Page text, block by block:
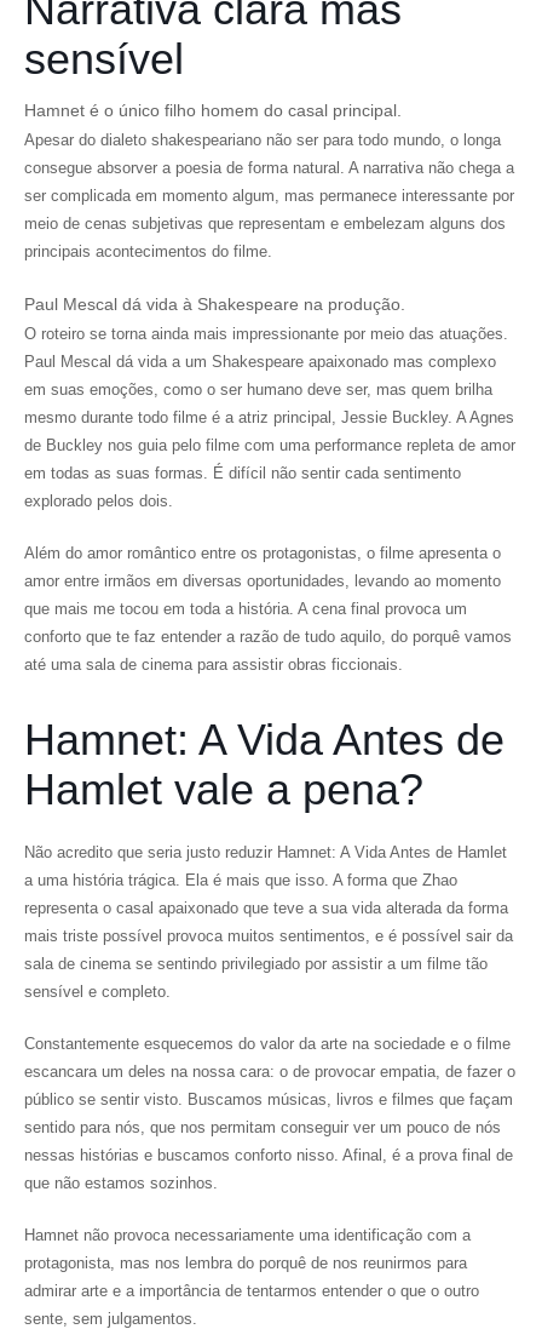
sensível
Hamnet é o único filho homem do casal principal.
Apesar do dialeto shakespeariano não ser para todo mundo, o longa
consegue absorver a poesia de forma natural. A narrativa não chega a
ser complicada em momento algum, mas permanece interessante por
meio de cenas subjetivas que representam e embelezam alguns dos
principais acontecimentos do filme.
Paul Mescal dá vida à Shakespeare na produção.
O roteiro se torna ainda mais impressionante por meio das atuações.
Paul Mescal dá vida a um Shakespeare apaixonado mas complexo
em suas emoções, como o ser humano deve ser, mas quem brilha
mesmo durante todo filme é a atriz principal, Jessie Buckley. A Agnes
de Buckley nos guia pelo filme com uma performance repleta de amor
em todas as suas formas. É difícil não sentir cada sentimento
explorado pelos dois.
Além do amor romântico entre os protagonistas, o filme apresenta o
amor entre irmãos em diversas oportunidades, levando ao momento
que mais me tocou em toda a história. A cena final provoca um
conforto que te faz entender a razão de tudo aquilo, do porquê vamos
até uma sala de cinema para assistir obras ficcionais.
Hamnet: A Vida Antes de
Hamlet vale a pena?
Não acredito que seria justo reduzir Hamnet: A Vida Antes de Hamlet
a uma história trágica. Ela é mais que isso. A forma que Zhao
representa o casal apaixonado que teve a sua vida alterada da forma
mais triste possível provoca muitos sentimentos, e é possível sair da
sala de cinema se sentindo privilegiado por assistir a um filme tão
sensível e completo.
Constantemente esquecemos do valor da arte na sociedade e o filme
escancara um deles na nossa cara: o de provocar empatia, de fazer o
público se sentir visto. Buscamos músicas, livros e filmes que façam
sentido para nós, que nos permitam conseguir ver um pouco de nós
nessas histórias e buscamos conforto nisso. Afinal, é a prova final de
que não estamos sozinhos.
Hamnet não provoca necessariamente uma identificação com a
protagonista, mas nos lembra do porquê de nos reunirmos para
admirar arte e a importância de tentarmos entender o que o outro
sente, sem julgamentos.